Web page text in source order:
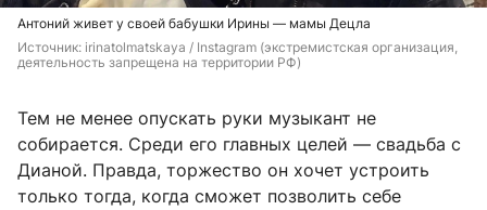
Антоний живет у своей бабушки Ирины — мамы Децла
Источник: irinatolmatskaya / Instagram (экстремистская организация,
деятельность запрещена на территории РФ)
Тем не менее опускать руки музыкант не
собирается. Среди его главных целей — свадьба с
Дианой. Правда, торжество он хочет устроить
только тогда, когда сможет позволить себе